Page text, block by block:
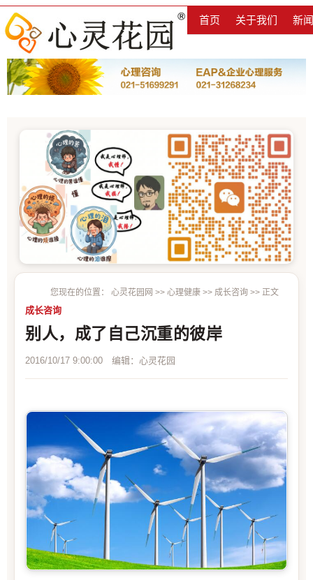
首页 关于我们 新
您现在的位置： 心灵花园网 >> 心理健康 >> 成长咨询 >> 正文
成长咨询
别人，成了自己沉重的彼岸
2016/10/17 9:00:00 编辑：心灵花园